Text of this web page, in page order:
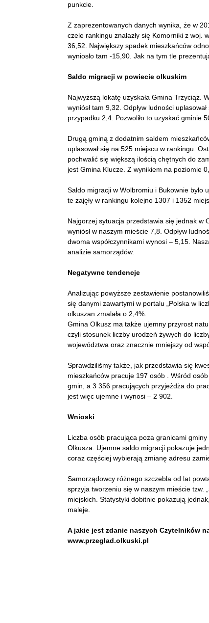
punkcie.
Z zaprezentowanych danych wynika, że w
czele rankingu znalazły się Komorniki z woj.
36,52. Największy spadek mieszkańców
wyniosło tam -15,90. Jak na tym tle
Saldo migracji w powiecie olkuskim
Najwyższą lokatę uzyskała Gmina Trzyciąż.
wyniósł tam 9,32. Odpływ ludności
przypadku 2,4. Pozwoliło to uzyskać gminie
Drugą gminą z dodatnim saldem
uplasował się na 525 miejscu w rankingu.
pochwalić się większą ilością chętnych do
jest Gmina Klucze. Z wynikiem na poziomie
Saldo migracji w Wolbromiu i Bukownie było
te zajęły w rankingu kolejno 1307 i 1352
Najgorzej sytuacja przedstawia się jednak w
wyniósł w naszym mieście 7,8. Odpływ
dwoma współczynnikami wynosi – 5,15.
analizie samorządów.
Negatywne tendencje
Analizując powyższe zestawienie
się danymi zawartymi w portalu „Polska w
olkuszan zmalała o 2,4%.
Gmina Olkusz ma także ujemny przyrost
czyli stosunek liczby urodzeń żywych do
województwa oraz znacznie mniejszy od
Sprawdziliśmy także, jak przedstawia się
mieszkańców pracuje 197 osób . Wśród
gmin, a 3 356 pracujących przyjeżdża do
jest więc ujemne i wynosi – 2 902.
Wnioski
Liczba osób pracująca poza granicami
Olkusza. Ujemne saldo migracji pokazuje
coraz częściej wybierają zmianę adresu
Samorządowcy różnego szczebla od lat
sprzyja tworzeniu się w naszym mieście tzw.
miejskich. Statystyki dobitnie pokazują
maleje.
A jakie jest zdanie naszych Czytelników
www.przeglad.olkuski.pl